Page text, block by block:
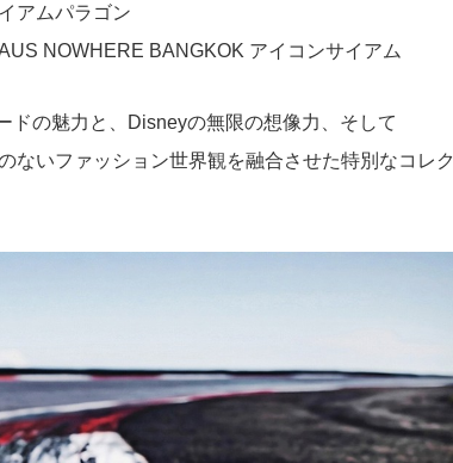
アムパラゴン
NOWHERE BANGKOK アイコンサイアム
ドの魅力と、Disneyの無限の想像力、そして
ないファッション世界観を融合させた特別なコレク